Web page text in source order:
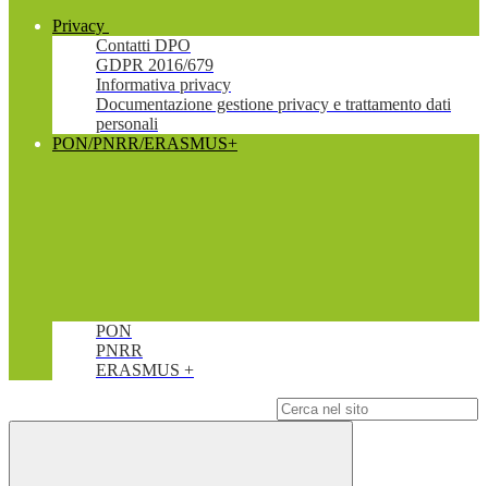
Privacy
Contatti DPO
GDPR 2016/679
Informativa privacy
Documentazione gestione privacy e trattamento dati
personali
PON/PNRR/ERASMUS+
PON
PNRR
ERASMUS +